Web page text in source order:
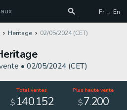
Fr → En
Heritage 02/05/2024 (CET)
• 02/05/2024 (CET)
Total ventes
$ 140.152
Plus haute vente
$7.200